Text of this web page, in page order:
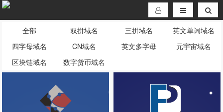
全部 双拼域名 三拼域名
英文单词域名
四字母域名
CN域名 英文多字母
元宇宙域名
区块链域名
数字货币域名